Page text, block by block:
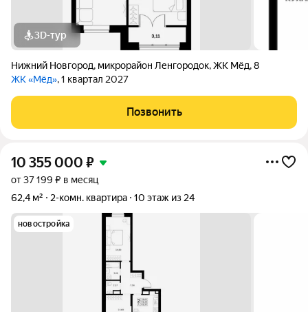
3D-тур
Нижний Новгород, микрорайон Ленгородок,ЖК Мёд,8
ЖК «Мёд», 1 квартал 2027
Позвонить
10 355 000 ₽
от 37 199 ₽ в месяц
62,4 м²
2-комн. квартира 10 этаж из 24
новостройка